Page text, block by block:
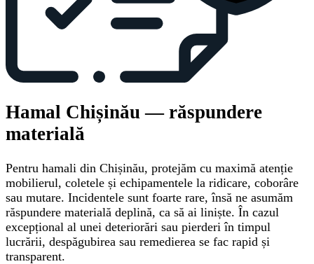
Hamal Chișinău — răspundere
materială
Pentru hamali din Chișinău, protejăm cu maximă atenție
mobilierul, coletele și echipamentele la ridicare, coborâre
sau mutare. Incidentele sunt foarte rare, însă ne asumăm
răspundere materială deplină, ca să ai liniște. În cazul
excepțional al unei deteriorări sau pierderi în timpul
lucrării, despăgubirea sau remedierea se fac rapid și
transparent.